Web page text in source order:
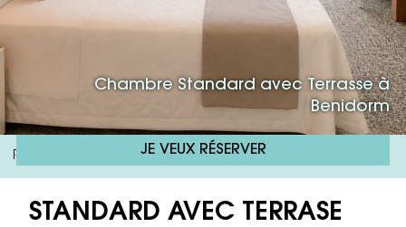
Chambre Standard avec Terrasse à
Benidorm
JE VEUX RÉSERVER
RH Corona Del Mar /Standard Avec Terrasse
STANDARD AVEC TERRASE